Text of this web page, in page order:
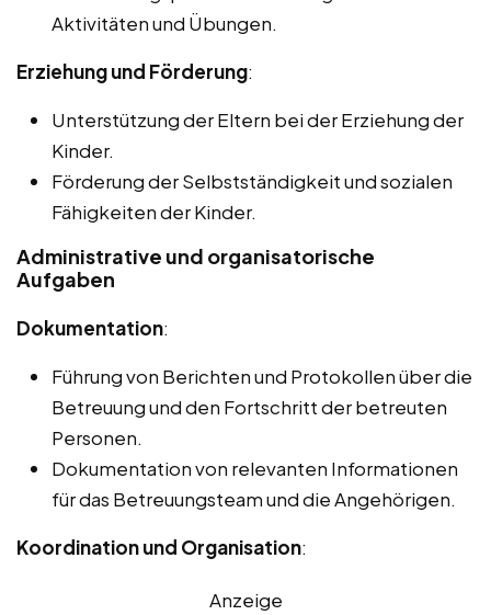
Aktivitäten und Übungen.
Erziehung und Förderung:
Unterstützung der Eltern bei der Erziehung der
Kinder.
Förderung der Selbstständigkeit und sozialen
Fähigkeiten der Kinder.
Administrative und organisatorische
Aufgaben
Dokumentation:
Führung von Berichten und Protokollen über die
Betreuung und den Fortschritt der betreuten
Personen.
Dokumentation von relevanten Informationen
für das Betreuungsteam und die Angehörigen.
Koordination und Organisation:
Anzeige